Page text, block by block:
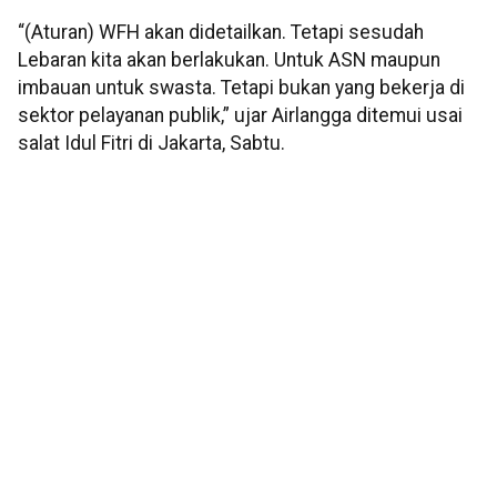
“(Aturan) WFH akan didetailkan. Tetapi sesudah
Lebaran kita akan berlakukan. Untuk ASN maupun
imbauan untuk swasta. Tetapi bukan yang bekerja di
sektor pelayanan publik,” ujar Airlangga ditemui usai
salat Idul Fitri di Jakarta, Sabtu.